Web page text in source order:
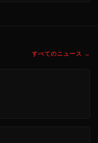
すべてのニュース →